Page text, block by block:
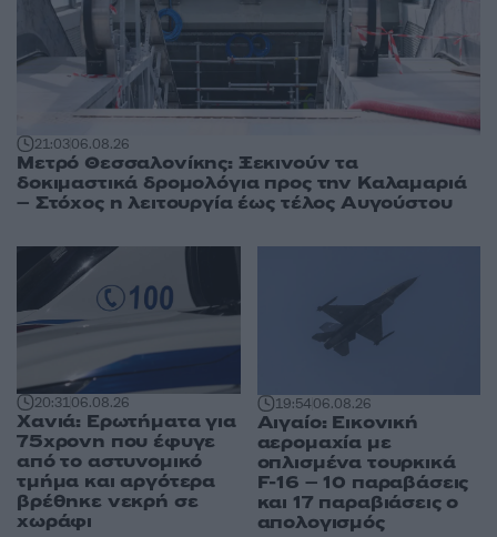
21:0306.08.26
Μετρό Θεσσαλονίκης: Ξεκινούν τα
δοκιμαστικά δρομολόγια προς την Καλαμαριά
– Στόχος η λειτουργία έως τέλος Αυγούστου
20:3106.08.26
Χανιά: Ερωτήματα για
75χρονη που έφυγε
από το αστυνομικό
τμήμα και αργότερα
βρέθηκε νεκρή σε
χωράφι
19:5406.08.26
Αιγαίο: Εικονική
αερομαχία με
οπλισμένα τουρκικά
F-16 – 10 παραβάσεις
και 17 παραβιάσεις ο
απολογισμός